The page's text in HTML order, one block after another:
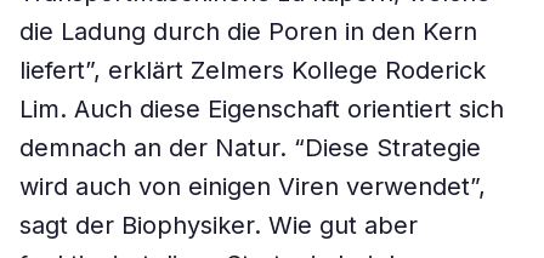
die Ladung durch die Poren in den Kern
liefert”, erklärt Zelmers Kollege Roderick
Lim. Auch diese Eigenschaft orientiert sich
demnach an der Natur. “Diese Strategie
wird auch von einigen Viren verwendet”,
sagt der Biophysiker. Wie gut aber